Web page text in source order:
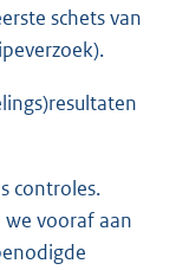
schets van
controles.
vooraf aan